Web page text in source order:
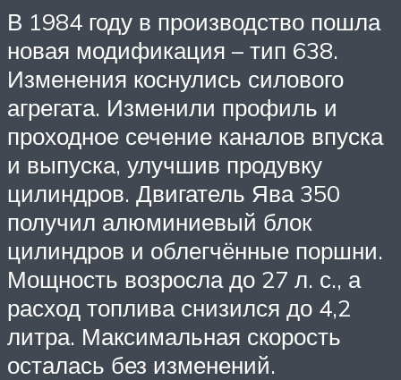
В 1984 году в производство пошла
новая модификация – тип 638.
Изменения коснулись силового
агрегата. Изменили профиль и
проходное сечение каналов впуска
и выпуска, улучшив продувку
цилиндров. Двигатель Ява 350
получил алюминиевый блок
цилиндров и облегчённые поршни.
Мощность возросла до 27 л. с., а
расход топлива снизился до 4,2
литра. Максимальная скорость
осталась без изменений.